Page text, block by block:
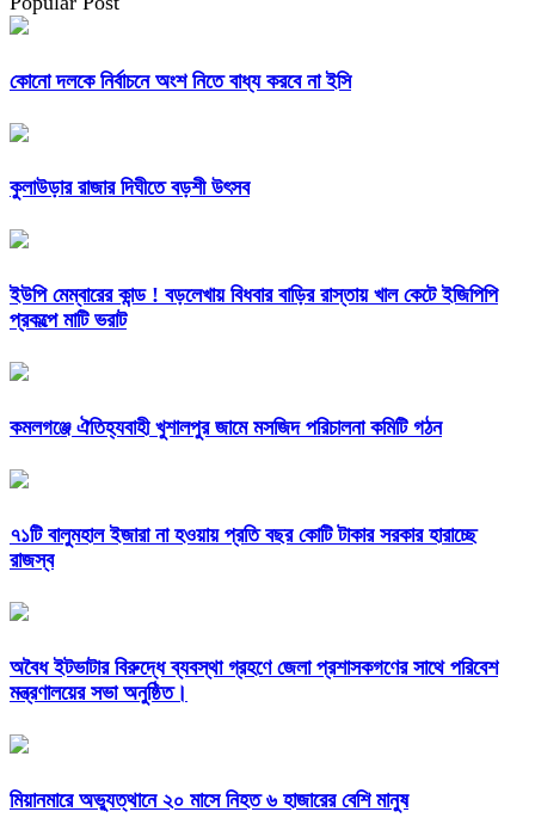
কোনো দলকে নির্বাচনে অংশ নিতে বাধ্য করবে না ইসি
কুলাউড়ার রাজার দিঘীতে বড়শী উৎসব
ইউপি মেম্বারের কান্ড ! বড়লেখায় বিধবার বাড়ির রাস্তায় খাল কেটে ইজিপিপি
প্রকল্পে মাটি ভরাট
কমলগঞ্জে ঐতিহ্যবাহী খুশালপুর জামে মসজিদ পরিচালনা কমিটি গঠন
৭১টি বালুমহাল ইজারা না হওয়ায় প্রতি বছর কোটি টাকার সরকার হারাচ্ছে
রাজস্ব
অবৈধ ইটভাটার বিরুদ্ধে ব্যবস্থা গ্রহণে জেলা প্রশাসকগণের সাথে পরিবেশ
মন্ত্রণালয়ের সভা অনুষ্ঠিত।
মিয়ানমারে অভ্যুত্থানে ২০ মাসে নিহত ৬ হাজারের বেশি মানুষ